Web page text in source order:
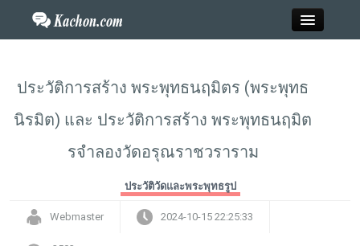
Home
ข่าว
กะฉ่อนพระเครื่อง
ประวัติการสร้าง พระพุทธนฤมิตร (พระพุทธ
นิรมิต) และ ประวัติการสร้าง พระพุทธนฤมิต
รจำลองวัดอรุณราชวราราม
ประวัติวัดและพระพุทธรูป
Webmaster 2024-10-15 22:25:33